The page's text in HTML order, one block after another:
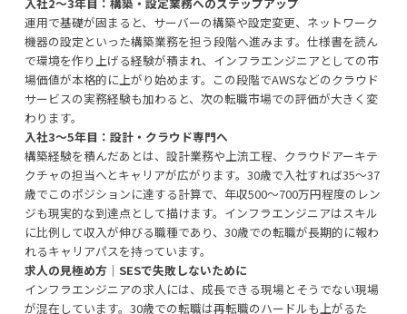
運用で基礎が固まると、サーバーの構築や設定変更、ネットワーク
機器の設定といった構築業務を担う段階へ進みます。仕様書を読ん
で環境を作り上げる経験が積まれ、インフラエンジニアとしての市
場価値が本格的に上がり始めます。この段階でAWSなどのクラウド
サービスの実務経験も加わると、次の転職市場での評価が大きく変
わります。
入社3〜5年目：設計・クラウド専門へ
構築経験を積んだあとは、設計業務や上流工程、クラウドアーキテ
クチャの担当へとキャリアが広がります。30歳で入社すれば35〜37
歳でこのポジションに達する計算で、年収500〜700万円程度のレン
ジも現実的な到達点として描けます。インフラエンジニアはスキル
に比例して収入が伸びる職種であり、30歳での転職が長期的に報わ
れるキャリアパスを持っています。
求人の見極め方｜SESで失敗しないために
インフラエンジニアの求人には、成長できる現場とそうでない現場
が混在しています。30歳での転職は再転職のハードルも上がるた